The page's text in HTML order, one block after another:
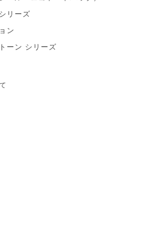
リーズ
ン
ーン シリーズ